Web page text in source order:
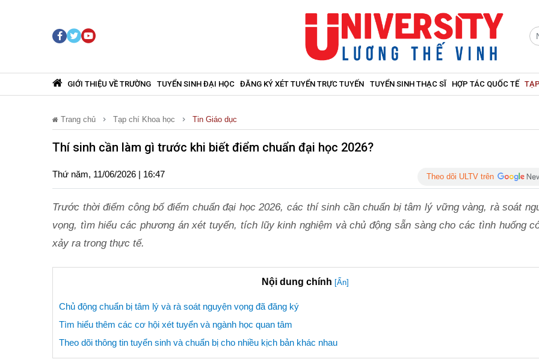
GIỚI THIỆU VỀ TRƯỜNG TUYỂN SINH ĐẠI HỌC ĐĂNG KÝ XÉT TUYỂN TRỰC TUYẾN TUYỂN SINH THẠC SĨ HỢP TÁC QUỐC TẾ
Trang chủ Tạp chí Khoa học Tin Giáo dục
Thí sinh cần làm gì trước khi biết điểm chuẩn đại học 2026?
Thứ năm, 11/06/2026 | 16:47 Theo dõi ULTV trên
Trước thời điểm công bố điểm chuẩn đại học 2026, các thí sinh cần chuẩn bị tâm lý vững vàng, rà soát
vọng, tìm hiểu các phương án xét tuyển, tích lũy kinh nghiệm và chủ động sẵn sàng cho các tình huống
xảy ra trong thực tế.
Nội dung chính [Ẩn]
Chủ động chuẩn bị tâm lý và rà soát nguyện vọng đã đăng ký
Tìm hiểu thêm các cơ hội xét tuyển và ngành học quan tâm
Theo dõi thông tin tuyển sinh và chuẩn bị cho nhiều kịch bản khác nhau